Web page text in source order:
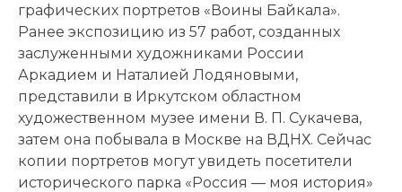
графических портретов «Воины Байкала».
Ранее экспозицию из 57 работ, созданных
заслуженными художниками России
Аркадием и Наталией Лодяновыми,
представили в Иркутском областном
художественном музее имени В. П. Сукачева,
затем она побывала в Москве на ВДНХ. Сейчас
копии портретов могут увидеть посетители
исторического парка «Россия — моя история»